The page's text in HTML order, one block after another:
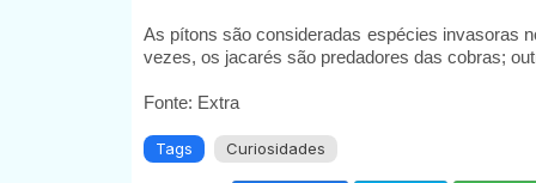
As pítons são consideradas espécies invasoras
vezes, os jacarés são predadores das cobras;
Fonte: Extra
Tags Curiosidades